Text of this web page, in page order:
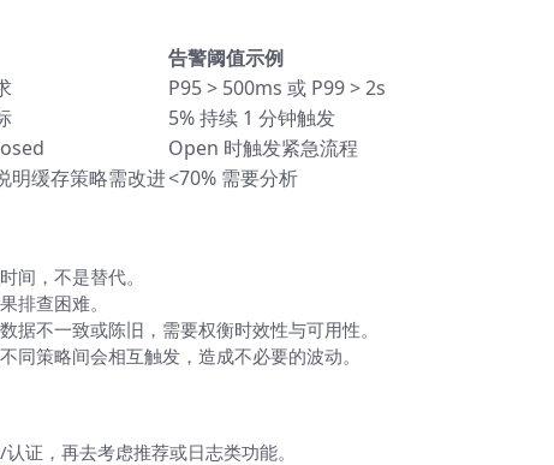
告警阈值示例
P95 > 500ms 或 P99 > 2s
5% 持续 1 分钟触发
Open 时触发紧急流程
明缓存策略需改进<70% 需要分析
间，不是替代。
排查困难。
据不一致或陈旧，需要权衡时效性与可用性。
同策略间会相互触发，造成不必要的波动。
证，再去考虑推荐或日志类功能。